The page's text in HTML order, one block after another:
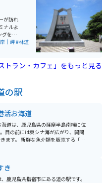
ゆっ
ず来店
おすす
すが、
スマ
にはも
、駐車
が訪れ
ナルよ
グを楽
や地
｜岬#林道
トラン・カフェ」をもっと見る
の駅
活お海道
道は、鹿児島県の薩摩半島南端に位
目の前には東シナ海が広がり、開聞
を販売する「海
産品を販売する「物産館」などがあ
場や休憩施設が整備されています。
き
鹿児島県指宿市にある道の駅です。